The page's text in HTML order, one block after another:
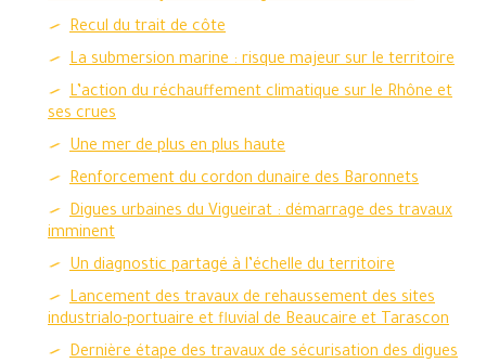
Recul du trait de côte
La submersion marine : risque majeur sur le territoire
L’action du réchauffement climatique sur le Rhône et
ses crues
Une mer de plus en plus haute
Renforcement du cordon dunaire des Baronnets
Digues urbaines du Vigueirat : démarrage des travaux
imminent
Un diagnostic partagé à l’échelle du territoire
Lancement des travaux de rehaussement des sites
industrialo-portuaire et fluvial de Beaucaire et Tarascon
Dernière étape des travaux de sécurisation des digues